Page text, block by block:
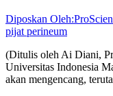
Diposkan
pijat perineum
(Ditulis oleh Ai Diani,
Universitas Indonesia
akan mengencang,